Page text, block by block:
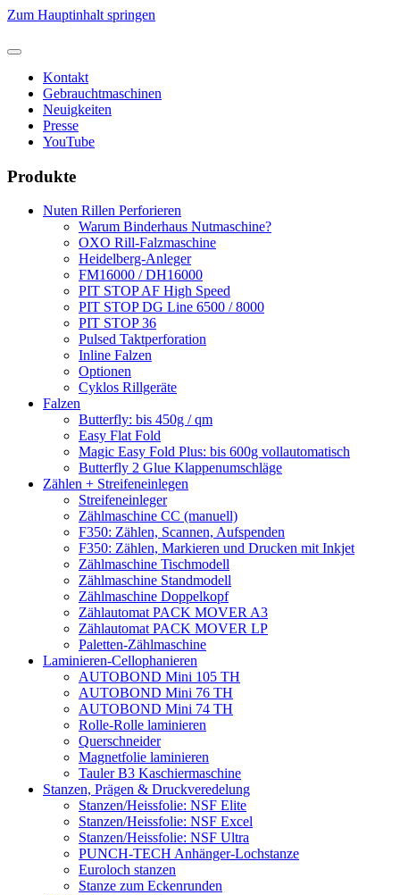
Zum Hauptinhalt springen
Kontakt
Gebrauchtmaschinen
Neuigkeiten
Presse
YouTube
Produkte
Nuten Rillen Perforieren
Warum Binderhaus Nutmaschine?
OXO Rill-Falzmaschine
Heidelberg-Anleger
FM16000 / DH16000
PIT STOP AF High Speed
PIT STOP DG Line 6500 / 8000
PIT STOP 36
Pulsed Taktperforation
Inline Falzen
Optionen
Cyklos Rillgeräte
Falzen
Butterfly: bis 450g / qm
Easy Flat Fold
Magic Easy Fold Plus: bis 600g vollautomatisch
Butterfly 2 Glue Klappenumschläge
Zählen + Streifeneinlegen
Streifeneinleger
Zählmaschine CC (manuell)
F350: Zählen, Scannen, Aufspenden
F350: Zählen, Markieren und Drucken mit Inkjet
Zählmaschine Tischmodell
Zählmaschine Standmodell
Zählmaschine Doppelkopf
Zählautomat PACK MOVER A3
Zählautomat PACK MOVER LP
Paletten-Zählmaschine
Laminieren-Cellophanieren
AUTOBOND Mini 105 TH
AUTOBOND Mini 76 TH
AUTOBOND Mini 74 TH
Rolle-Rolle laminieren
Querschneider
Magnetfolie laminieren
Tauler B3 Kaschiermaschine
Stanzen, Prägen & Druckveredelung
Stanzen/Heissfolie: NSF Elite
Stanzen/Heissfolie: NSF Excel
Stanzen/Heissfolie: NSF Ultra
PUNCH-TECH Anhänger-Lochstanze
Euroloch stanzen
Stanze zum Eckenrunden